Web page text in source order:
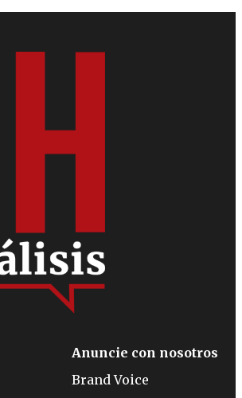
Anuncie con nosotros
Brand Voice